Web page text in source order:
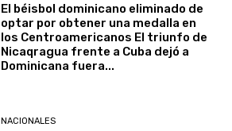
El béisbol dominicano eliminado de
optar por obtener una medalla en
los Centroamericanos El triunfo de
Nicaqragua frente a Cuba dejó a
Dominicana fuera...
NACIONALES